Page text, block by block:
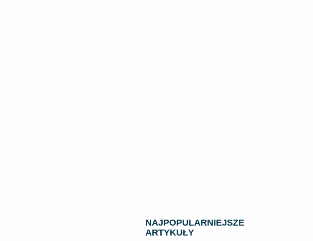
NAJPOPULARNIEJSZE
ARTYKUŁY